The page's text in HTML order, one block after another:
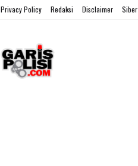
Privacy Policy Redaksi Disclaimer Siber